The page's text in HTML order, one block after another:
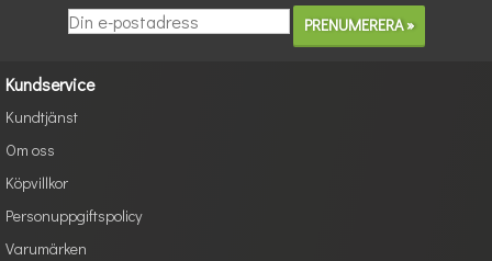
Kundservice
Kundtjänst
Om oss
Köpvillkor
Personuppgiftspolicy
Varumärken